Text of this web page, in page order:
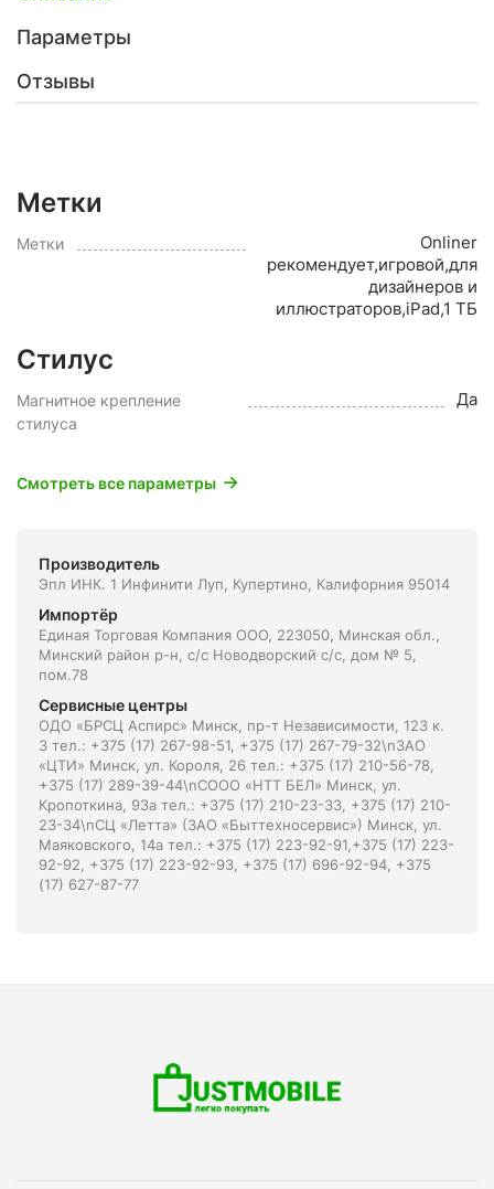
Параметры
Отзывы
Метки
Метки
Onliner
рекомендует,игровой,для
дизайнеров и
иллюстраторов,iPad,1 ТБ
Стилус
Магнитное крепление
стилуса
Да
Смотреть все параметры
Производитель
Эпл ИНК. 1 Инфинити Луп, Купертино, Калифорния 95014
Импортёр
Единая Торговая Компания ООО, 223050, Минская обл.,
Минский район р-н, с/с Новодворский с/с, дом № 5,
пом.78
Сервисные центры
ОДО «БРСЦ Аспирс» Минск, пр-т Независимости, 123 к.
3 тел.: +375 (17) 267-98-51, +375 (17) 267-79-32\nЗАО
«ЦТИ» Минск, ул. Короля, 26 тел.: +375 (17) 210-56-78,
+375 (17) 289-39-44\nСООО «НТТ БЕЛ» Минск, ул.
Кропоткина, 93а тел.: +375 (17) 210-23-33, +375 (17) 210-
23-34\nСЦ «Летта» (ЗАО «Быттехносервис») Минск, ул.
Маяковского, 14а тел.: +375 (17) 223-92-91,+375 (17) 223-
92-92, +375 (17) 223-92-93, +375 (17) 696-92-94, +375
(17) 627-87-77